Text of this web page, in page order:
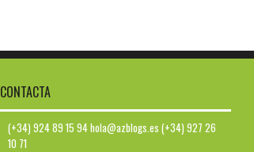
CONTACTA
(+34) 924 89 15 94 hola@azblogs.es (+34) 927 26
10 71